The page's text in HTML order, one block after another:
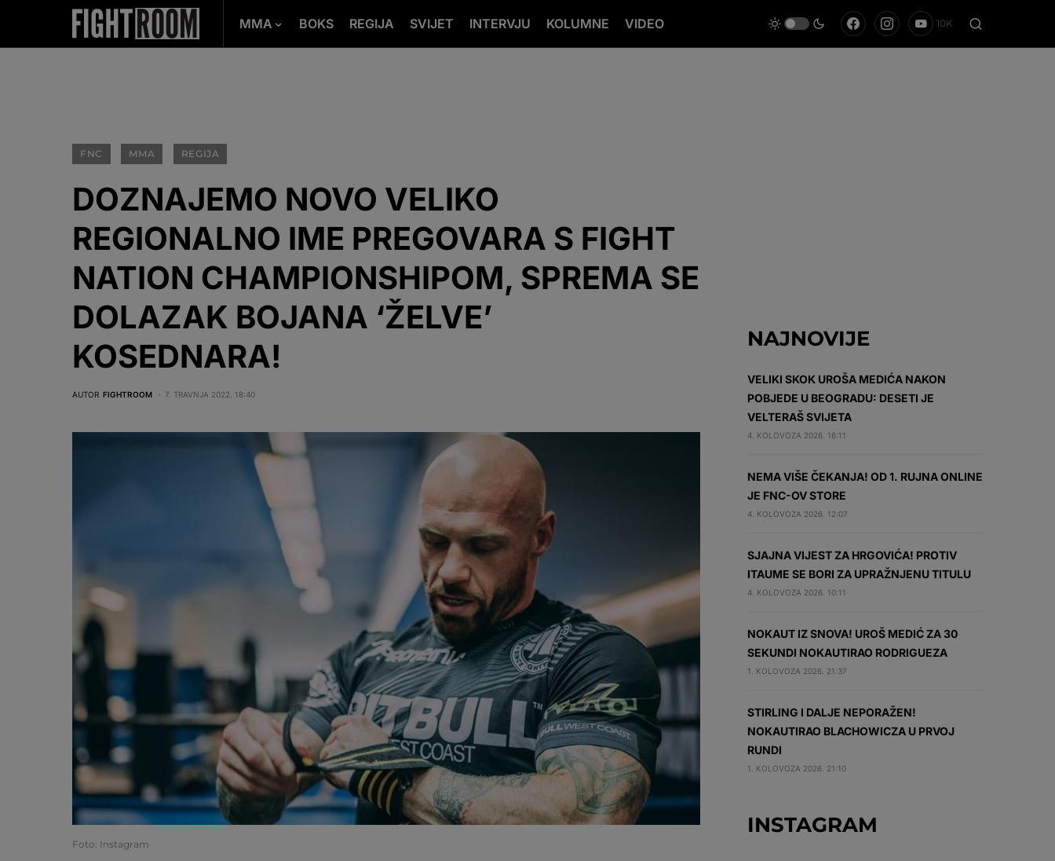
MMA BOKS REGIJA SVIJET INTERVJU KOLUMNE VIDEO 10K
FNC MMA REGIJA
DOZNAJEMO NOVO VELIKO
REGIONALNO IME PREGOVARA S FIGHT
NATION CHAMPIONSHIPOM, SPREMA SE
DOLAZAK BOJANA ‘ŽELVE’
KOSEDNARA!
AUTOR FIGHTROOM 7. TRAVNJA 2022. 18:40
Foto: Instagram
NAJNOVIJE
VELIKI SKOK UROŠA MEDIĆA NAKON
POBJEDE U BEOGRADU: DESETI JE
VELTERAŠ SVIJETA
4. KOLOVOZA 2026. 16:11
NEMA VIŠE ČEKANJA! OD 1. RUJNA ONLINE
JE FNC-OV STORE
4. KOLOVOZA 2026. 12:07
SJAJNA VIJEST ZA HRGOVIĆA! PROTIV
ITAUME SE BORI ZA UPRAŽNJENU TITULU
4. KOLOVOZA 2026. 10:11
NOKAUT IZ SNOVA! UROŠ MEDIĆ ZA 30
SEKUNDI NOKAUTIRAO RODRIGUEZA
1. KOLOVOZA 2026. 21:37
STIRLING I DALJE NEPORAŽEN!
NOKAUTIRAO BLACHOWICZA U PRVOJ
RUNDI
1. KOLOVOZA 2026. 21:10
INSTAGRAM